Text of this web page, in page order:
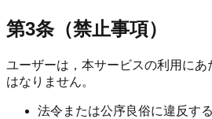
第3条（禁止事項）
ユーザーは，本サービスの利用にあ
はなりません。
法令または公序良俗に違反す